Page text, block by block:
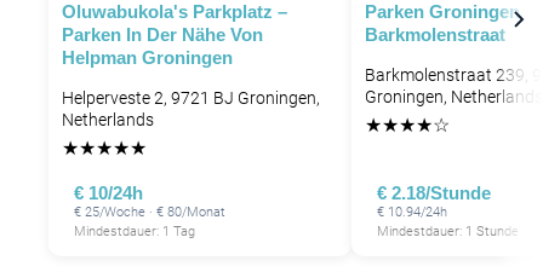
Oluwabukola's Parkplatz –
Parken In Der Nähe Von
Helpman Groningen
Helperveste 2, 9721 BJ Groningen,
Netherlands
★★★★★
€ 10/24h
€ 25/Woche · € 80/Monat
Mindestdauer: 1 Tag
Parken Groningen
Barkmolenstraat
Barkmolenstraat 239,
Groningen, Netherlands
★★★★☆
€ 2.18/Stunde
€ 10.94/24h
Mindestdauer: 1 Stunde